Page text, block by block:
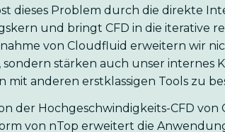
dieses Problem durch die direkte
und bringt CFD in die iterative
von Cloudfluid erweitern wir
sondern stärken auch unser internes
mit anderen erstklassigen Tools zu
der Hochgeschwindigkeits-CFD
von nTop erweitert die